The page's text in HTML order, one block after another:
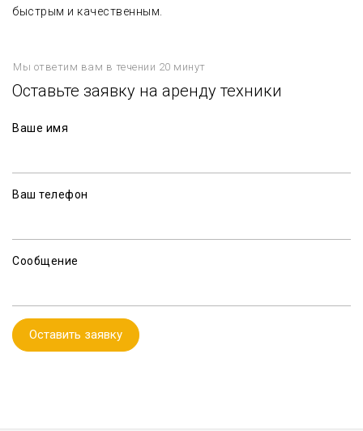
быстрым и качественным.
Оставьте заявку на аренду техники
Мы ответим вам в течении 20 минут
Ваше имя
Ваш телефон
Сообщение
Оставить заявку